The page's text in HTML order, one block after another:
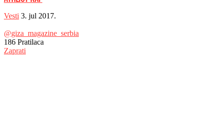
Vesti 3. jul 2017.
@giza_magazine_serbia
186 Pratilaca
Zaprati